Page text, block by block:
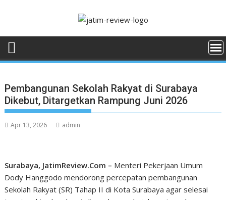
Pembangunan Sekolah Rakyat di Surabaya
Dikebut, Ditargetkan Rampung Juni 2026
Apr 13, 2026 admin
Surabaya, JatimReview.Com – Menteri Pekerjaan Umum
Dody Hanggodo mendorong percepatan pembangunan
Sekolah Rakyat (SR) Tahap II di Kota Surabaya agar selesai